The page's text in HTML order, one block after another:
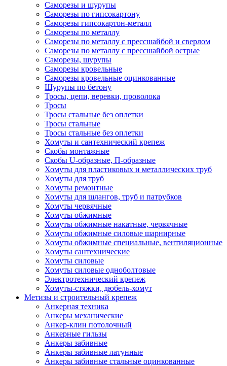
Саморезы и шурупы
Саморезы по гипсокартону
Саморезы гипсокартон-металл
Саморезы по металлу
Саморезы по металлу с прессшайбой и сверлом
Саморезы по металлу с прессшайбой острые
Саморезы, шурупы
Саморезы кровельные
Саморезы кровельные оцинкованные
Шурупы по бетону
Тросы, цепи, веревки, проволока
Тросы
Тросы стальные без оплетки
Тросы стальные
Тросы стальные без оплетки
Хомуты и сантехнический крепеж
Скобы монтажные
Скобы U-образные, П-образные
Хомуты для пластиковых и металлических труб
Хомуты для труб
Хомуты ремонтные
Хомуты для шлангов, труб и патрубков
Хомуты червячные
Хомуты обжимные
Хомуты обжимные накатные, червячные
Хомуты обжимные силовые шарнирные
Хомуты обжимные специальные, вентиляционные
Хомуты сантехнические
Хомуты силовые
Хомуты силовые одноболтовые
Электротехнический крепеж
Хомуты-стяжки, дюбель-хомут
Метизы и строительный крепеж
Анкерная техника
Анкеры механические
Анкер-клин потолочный
Анкерные гильзы
Анкеры забивные
Анкеры забивные латунные
Анкеры забивные стальные оцинкованные